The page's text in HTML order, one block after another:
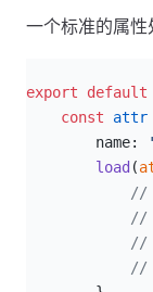
一个标准的属性
export default
    const
attr
        name:
        load
(
//
//
//
//